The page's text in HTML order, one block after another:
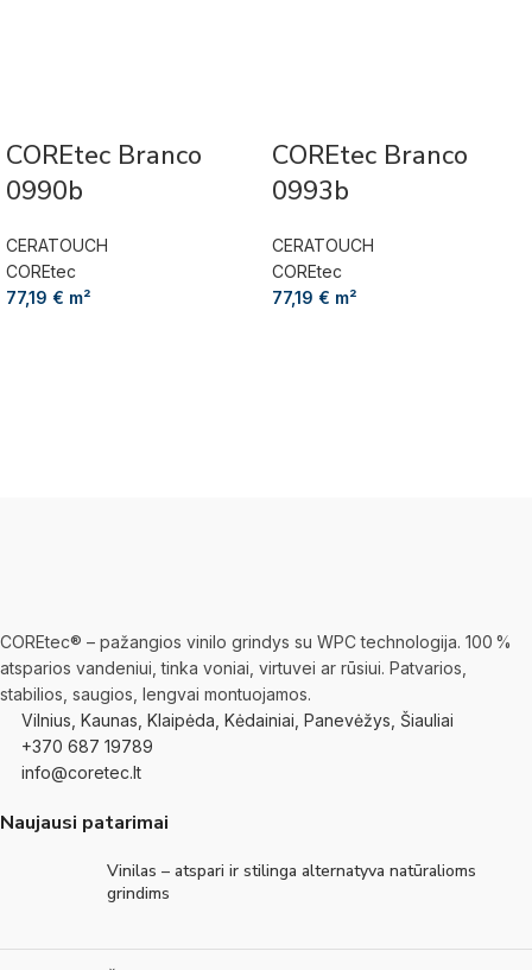
COREtec Branco
0990b
CERATOUCH
COREtec
77,19 € m²
COREtec Branco
0993b
CERATOUCH
COREtec
77,19 € m²
COREtec® – pažangios vinilo grindys su WPC technologija. 100 %
atsparios vandeniui, tinka voniai, virtuvei ar rūsiui. Patvarios,
stabilios, saugios, lengvai montuojamos.
Vilnius, Kaunas, Klaipėda, Kėdainiai, Panevėžys, Šiauliai
+370 687 19789
info@coretec.lt
Naujausi patarimai
Vinilas – atspari ir stilinga alternatyva natūralioms
grindims